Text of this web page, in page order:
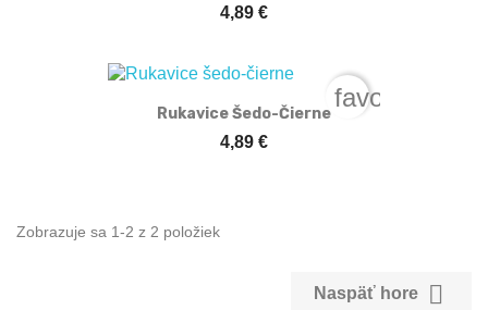
4,89 €
Rukavice Šedo-Čierne
4,89 €
Zobrazuje sa 1-2 z 2 položiek
Naspäť hore 